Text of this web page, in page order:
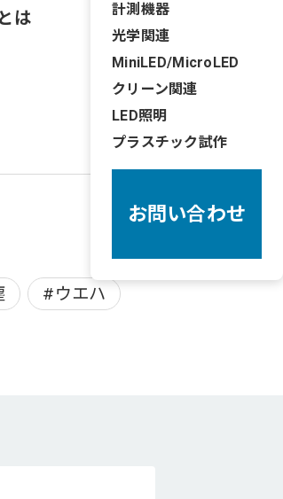
は
#ウエハ
計測機器
光学関連
MiniLED/MicroLED
クリーン関連
LED照明
プラスチック試作
お問い合わせ